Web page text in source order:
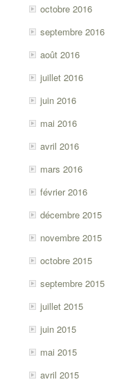
octobre 2016
septembre 2016
août 2016
juillet 2016
juin 2016
mai 2016
avril 2016
mars 2016
février 2016
décembre 2015
novembre 2015
octobre 2015
septembre 2015
juillet 2015
juin 2015
mai 2015
avril 2015